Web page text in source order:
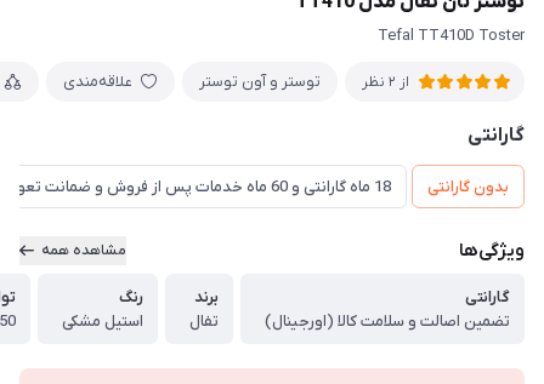
Tefal TT410D Toster
از 2 نظر توستر و آون توستر علاقه‌مندی
گارانتی
بدون گارانتی 18 ماه گارانتی و 60 ماه خدمات پس از فروش و ضمانت تعویض
ویژگی‌ها مشاهده همه
گارانتی
تضمین اصالت و سلامت کالا (اورجینال)
برند
تفال
رنگ
استیل مشکی
850